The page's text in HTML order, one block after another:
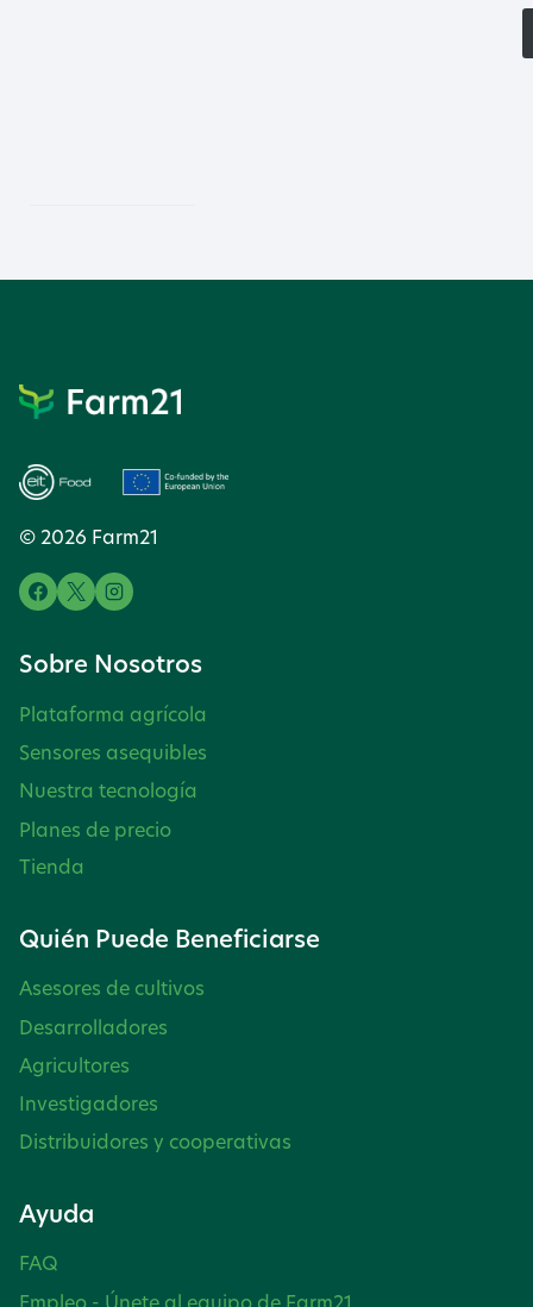
© 2026 Farm21
Sobre Nosotros
Plataforma agrícola
Sensores asequibles
Nuestra tecnología
Planes de precio
Tienda
Quién Puede Beneficiarse
Asesores de cultivos
Desarrolladores
Agricultores
Investigadores
Distribuidores y cooperativas
Ayuda
FAQ
Empleo - Únete al equipo de Farm21